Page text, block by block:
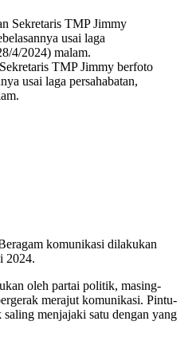
TMP Jimmy berfoto
usai laga persahabatan,
komunikasi dilakukan
2024.
oleh partai politik, masing-
merajut komunikasi. Pintu-
menjajaki satu dengan yang